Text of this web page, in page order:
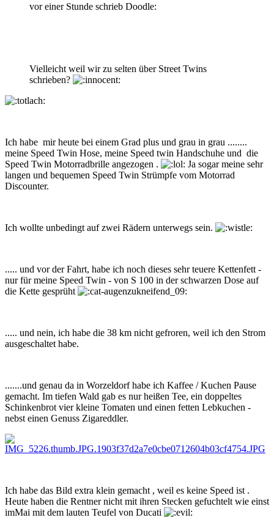
vor einer Stunde schrieb Doodle:
Vielleicht weil wir zu selten über Street Twins
schrieben?
Ich habe mir heute bei einem Grad plus und grau in grau ........
meine Speed Twin Hose, meine Speed twin Handschuhe und die
Speed Twin Motorradbrille angezogen .
Ja sogar meine sehr
langen und bequemen Speed Twin Strümpfe vom Motorrad
Discounter.
Ich wollte unbedingt auf zwei Rädern unterwegs sein.
..... und vor der Fahrt, habe ich noch dieses sehr teuere Kettenfett -
nur für meine Speed Twin - von S 100 in der schwarzen Dose auf
die Kette gesprüht
..... und nein, ich habe die 38 km nicht gefroren, weil ich den Strom
ausgeschaltet habe.
.......und genau da in Worzeldorf habe ich Kaffee / Kuchen Pause
gemacht. Im tiefen Wald gab es nur heißen Tee, ein doppeltes
Schinkenbrot vier kleine Tomaten und einen fetten Lebkuchen -
nebst einen Genuss Zigareddler.
Ich habe das Bild extra klein gemacht , weil es keine Speed ist .
Heute haben die Rentner nicht mit ihren Stecken gefuchtelt wie einst
imMai mit dem lauten Teufel von Ducati